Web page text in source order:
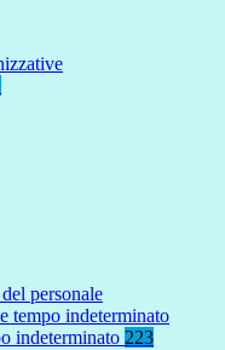
personale
tempo indeterminato
indeterminato 223